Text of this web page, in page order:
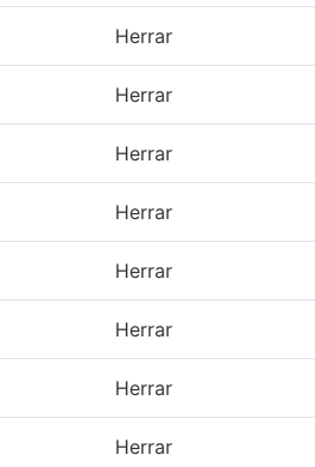
Herrar
Herrar
Herrar
Herrar
Herrar
Herrar
Herrar
Herrar